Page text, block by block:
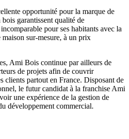
opportunité pour la marque de
garantissent qualité de
pour ses habitants avec la
sur-mesure, à un prix
Ami Bois continue par ailleurs de
de projets afin de couvrir
clients partout en France. Disposant de
le futur candidat à la franchise Ami
une expérience de la gestion de
développement commercial.